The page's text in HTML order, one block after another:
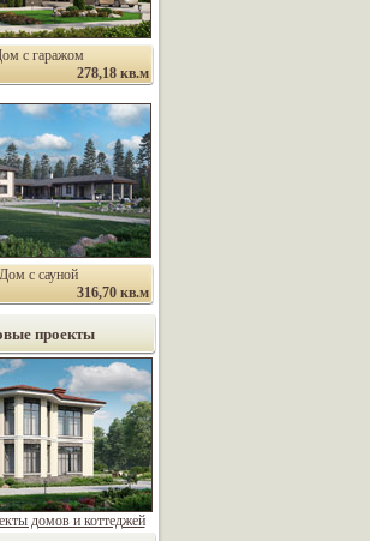
с гаражом
278,18 кв.м
Дом с сауной
316,70 кв.м
проекты
домов и коттеджей